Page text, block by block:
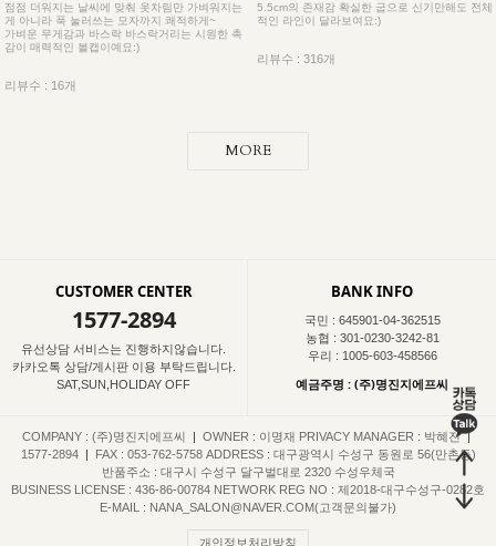
점점 더워지는 날씨에 맞춰 옷차림만 가벼워지는
게 아니라 푹 눌러쓰는 모자까지 쾌적하게~
가벼운 무게감과 바스락 바스락거리는 시원한 촉
감이 매력적인 볼캡이예요:)
리뷰수 : 16개
5.5cm의 존재감 확실한 굽으로 신기만해도 전체
적인 라인이 달라보여요:)
리뷰수 : 316개
MORE
CUSTOMER CENTER
1577-2894
유선상담 서비스는 진행하지않습니다.
카카오톡 상담/게시판 이용 부탁드립니다.
SAT,SUN,HOLIDAY OFF
BANK INFO
국민 : 645901-04-362515
농협 : 301-0230-3242-81
우리 : 1005-603-458566
예금주명 : (주)명진지에프씨
COMPANY : (주)명진지에프씨 | OWNER : 이명재 PRIVACY MANAGER : 박혜진 |
1577-2894
| FAX : 053-762-5758 ADDRESS : 대구광역시 수성구 동원로 56(만촌동)
반품주소 : 대구시 수성구 달구벌대로 2320 수성우체국
BUSINESS LICENSE : 436-86-00784 NETWORK REG NO : 제2018-대구수성구-0282호
E-MAIL : NANA_SALON@NAVER.COM(고객문의불가)
개인정보처리방침